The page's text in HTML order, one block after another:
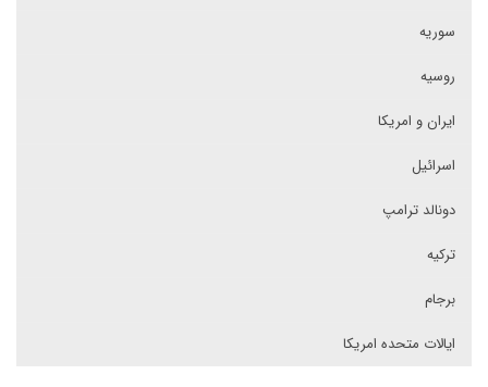
سوریه
روسیه
ایران و امریکا
اسرائیل
دونالد ترامپ
ترکیه
برجام
ایالات متحده امریکا